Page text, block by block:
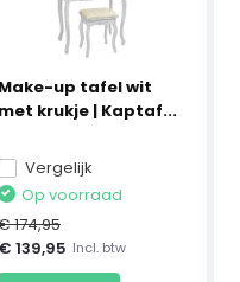
Make-up tafel wit
met krukje | Kaptaf...
Vergelijk
Op voorraad
174,95
€ 139,95 Incl. btw